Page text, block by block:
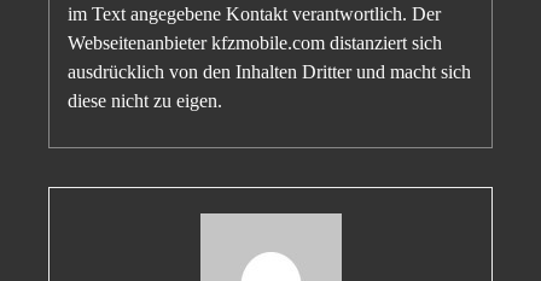
im Text angegebene Kontakt verantwortlich. Der
Webseitenanbieter kfzmobile.com distanziert sich
ausdrücklich von den Inhalten Dritter und macht sich
diese nicht zu eigen.